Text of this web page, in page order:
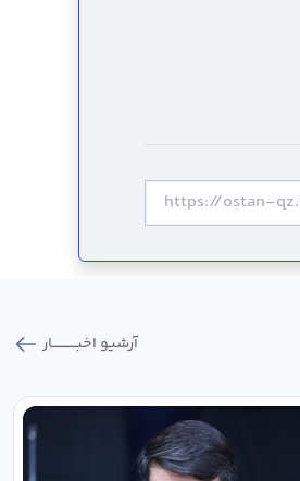
آرشیو اخبـــــــــــار